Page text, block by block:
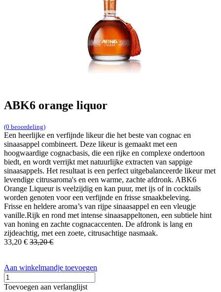
ABK6 orange liquor
(0 beoordeling)
Een heerlijke en verfijnde likeur die het beste van cognac en
sinaasappel combineert. Deze likeur is gemaakt met een
hoogwaardige cognacbasis, die een rijke en complexe ondertoon
biedt, en wordt verrijkt met natuurlijke extracten van sappige
sinaasappels. Het resultaat is een perfect uitgebalanceerde likeur met
levendige citrusaroma's en een warme, zachte afdronk. ABK6
Orange Liqueur is veelzijdig en kan puur, met ijs of in cocktails
worden genoten voor een verfijnde en frisse smaakbeleving.
Frisse en heldere aroma’s van rijpe sinaasappel en een vleugje
vanille.Rijk en rond met intense sinaasappeltonen, een subtiele hint
van honing en zachte cognacaccenten. De afdronk is lang en
zijdeachtig, met een zoete, citrusachtige nasmaak.
33,20 € 33,20€
Aan winkelmandje toevoegen
Toevoegen aan verlanglijst